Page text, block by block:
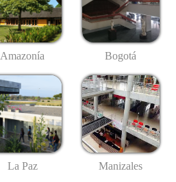
Amazonía Bogotá
La Paz Manizales